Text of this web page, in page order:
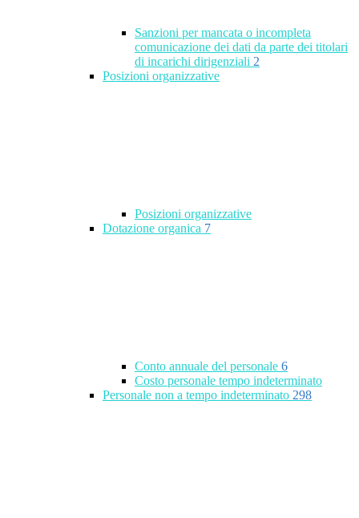
Sanzioni per mancata o incompleta
comunicazione dei dati da parte dei titolari
di incarichi dirigenziali 2
Posizioni organizzative
Posizioni organizzative
Dotazione organica 7
Conto annuale del personale 6
Costo personale tempo indeterminato
Personale non a tempo indeterminato 298